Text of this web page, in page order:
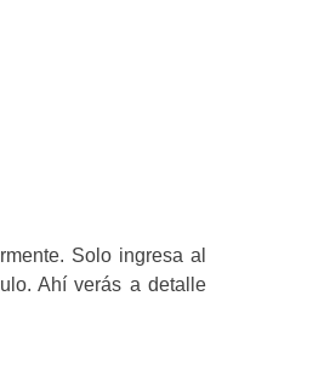
Solo ingresa al
Ahí verás a detalle